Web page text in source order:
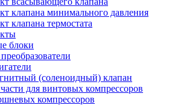
клапана минимального давления
клапана термостата
блоки
(соленоидный) клапан
для винтовых компрессоров
компрессоров